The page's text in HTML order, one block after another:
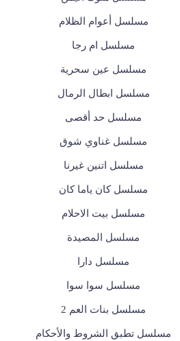
مسلسل أعوام الظلام
مسلسل ام رجا
مسلسل عين سحرية
مسلسل ابطال الرمال
مسلسل حد أقصى
مسلسل غناوي شوق
مسلسل اتنين غيرنا
مسلسل كان ياما كان
مسلسل بيت الاحلام
مسلسل المصيدة
مسلسل دارا
مسلسل سوا سوا
مسلسل بنات العم 2
مسلسل تطبق الشروط والأحكام